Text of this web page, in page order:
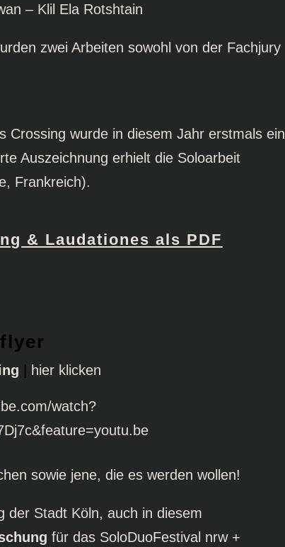
– Klil Ela Rotshtain
zwei Arbeiten sowohl von der Fachjury
Crossing wurde in diesem Jahr erstmals ein
Auszeichnung erhielt die Soloarbeit
Frankreich).
& Laudationes als PDF
| hier klicken
watch?
sowie jene, die es werden wollen!
der Stadt Köln, auch in diesem
für das SoloDuoFestival nrw +